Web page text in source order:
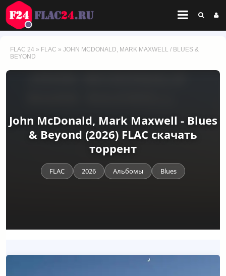
FLAC 24 » FLAC » JOHN MCDONALD, MARK MAXWELL / BLUES &
BEYOND
John McDonald, Mark Maxwell - Blues
& Beyond (2026) FLAC скачать
торрент
FLAC 2026 Альбомы Blues